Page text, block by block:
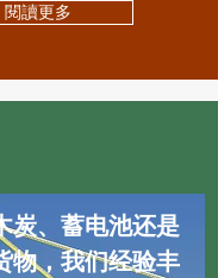
閱讀更多
炭、蓄电池还是
物，我们经验丰